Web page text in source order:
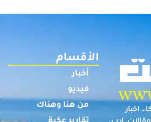
اخبار
الأقسام
أخبار
فيديو
من هنا وهناك